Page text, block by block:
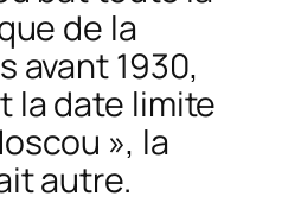
de la
avant 1930,
la date limite
», la
autre.